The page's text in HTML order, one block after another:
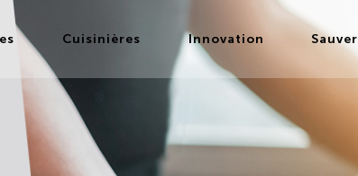
Cuisinières Innovation Sauver